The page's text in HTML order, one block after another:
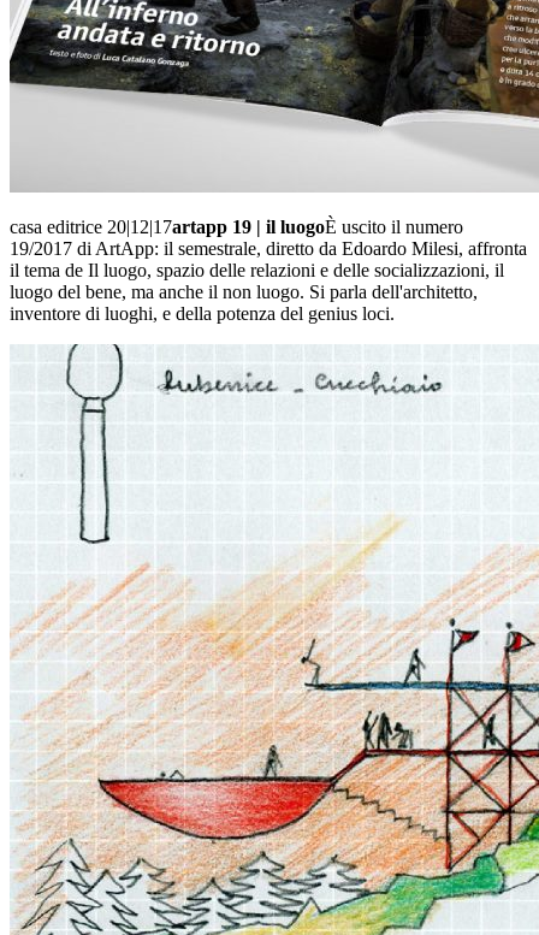
casa editrice 20|12|17artapp 19 | il luogoÈ uscito il numero
19/2017 di ArtApp: il semestrale, diretto da Edoardo Milesi, affronta
il tema de Il luogo, spazio delle relazioni e delle socializzazioni, il
luogo del bene, ma anche il non luogo. Si parla dell'architetto,
inventore di luoghi, e della potenza del genius loci.